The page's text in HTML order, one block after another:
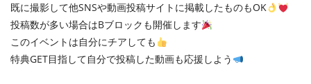
既に撮影して他SNSや動画投稿サイトに掲載したものもOK
投稿数が多い場合はBブロックも開催します
このイベントは自分にチアしても
特典GET目指して自分で投稿した動画も応援しよう